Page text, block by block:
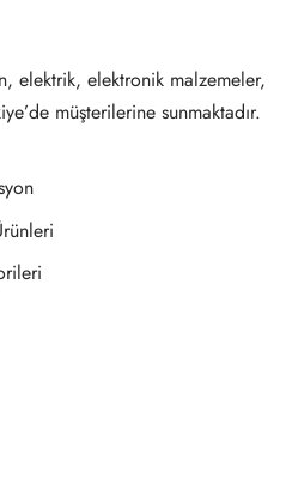
elektrik, elektronik malzemeler,
müşterilerine sunmaktadır.